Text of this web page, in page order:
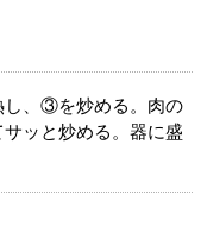
し、③を炒める。肉の
ッと炒める。器に盛